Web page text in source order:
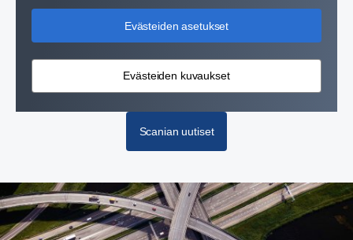
Evästeiden asetukset
Evästeiden kuvaukset
Scanian uutiset